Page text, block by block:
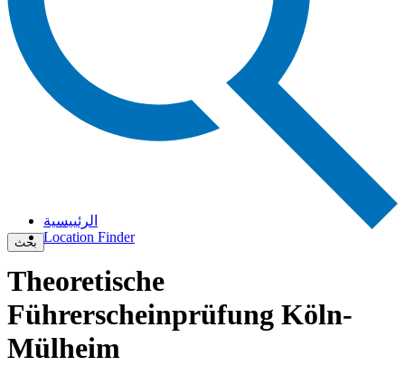
بحث
الرئييسية
Location Finder
Theoretische
Führerscheinprüfung Köln-
Mülheim